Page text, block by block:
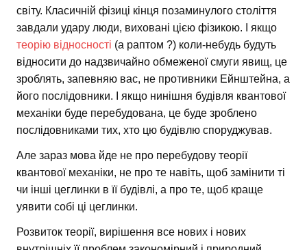
світу. Класичній фізиці кінця позаминулого століття
завдали удару люди, виховані цією фізикою. І якщо
теорію відносності (а раптом ?) коли-небудь будуть
відносити до надзвичайно обмеженої смуги явищ, це
зроблять, запевняю вас, не противники Ейнштейна, а
його послідовники. І якщо нинішня будівля квантової
механіки буде перебудована, це буде зроблено
послідовниками тих, хто цю будівлю споруджував.
Але зараз мова йде не про перебудову теорії
квантової механіки, не про те навіть, щоб замінити ті
чи інші цеглинки в її будівлі, а про те, щоб краще
уявити собі ці цеглинки.
Розвиток теорії, вирішення все нових і нових